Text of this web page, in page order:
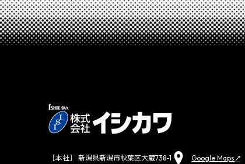
［本社］ 新潟県新潟市秋葉区大蔵738-1 Google Maps